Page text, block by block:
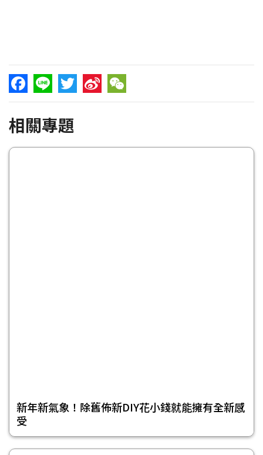
Facebook
Line TwitterSina WeChat
相關專題
新年新氣象！除舊佈新DIY花小錢就能擁有全新感
受